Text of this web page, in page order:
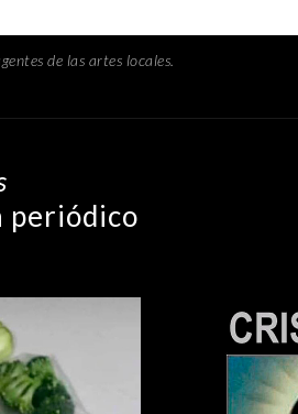
de las artes locales.
periódico